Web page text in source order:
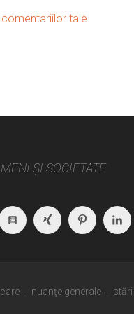
tale.
ȘI SOCIETATE
YoutubeXing Pinterest
nuanţe generale